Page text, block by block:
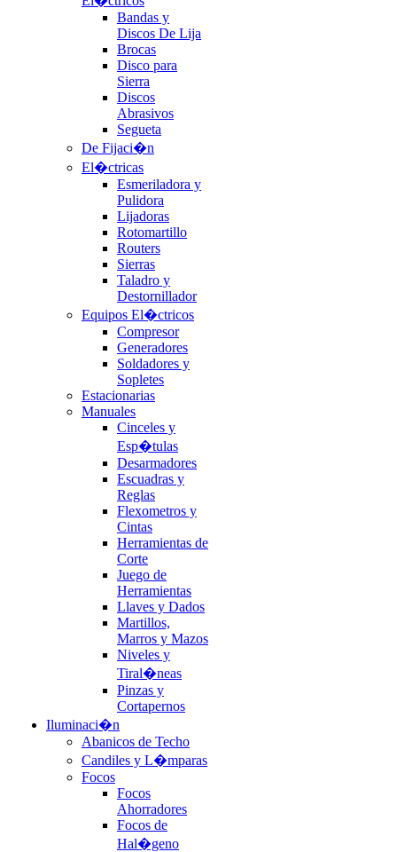
Bandas y
Discos De Lija
Brocas
Disco para
Sierra
Discos
Abrasivos
Segueta
De Fijaci�n
El�ctricas
Esmeriladora y
Pulidora
Lijadoras
Rotomartillo
Routers
Sierras
Taladro y
Destornillador
Equipos El�ctricos
Compresor
Generadores
Soldadores y
Sopletes
Estacionarias
Manuales
Cinceles y
Esp�tulas
Desarmadores
Escuadras y
Reglas
Flexometros y
Cintas
Herramientas de
Corte
Juego de
Herramientas
Llaves y Dados
Martillos,
Marros y Mazos
Niveles y
Tiral�neas
Pinzas y
Cortapernos
Iluminaci�n
Abanicos de Techo
Candiles y L�mparas
Focos
Focos
Ahorradores
Focos de
Hal�geno